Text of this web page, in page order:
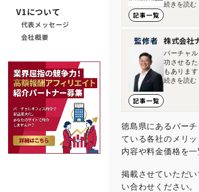
V1について
代表メッセージ
会社概要
記事一覧
す。 ■店
ィス1神保
続きを読む
監修者
記事一覧
株式会社
バーチャ
功させる
もありま
多くの方
い経営を
スのマナ
ナレッジ
方が生む
催) 起業を
続きを読む
徳島県にあるバー
ている各社のメリ
内容や料金価格を一
掲載させていただ
い合わせください。